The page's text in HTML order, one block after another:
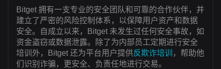
Bitget 拥有一支专业的安全团队和可靠的合作伙伴，并
建立了严密的风险控制体系，以保障用户资产和数据
安全。自成立以来，Bitget 未发生过任何安全事故，如
资金盗窃或数据泄露。除了为内部员工定期进行安全
培训外，Bitget 还为平台用户提供反欺诈培训
，帮助他
们识别诈骗，更安全、负责任地进行交易。